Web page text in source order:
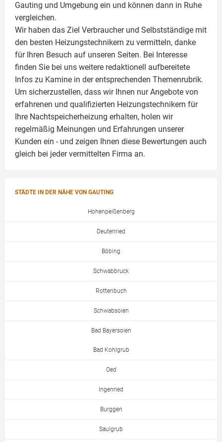
Gauting und Umgebung ein und können dann in Ruhe
vergleichen.
Wir haben das Ziel Verbraucher und Selbstständige mit
den besten Heizungstechnikern zu vermitteln, danke
für Ihren Besuch auf unseren Seiten. Bei Interesse
finden Sie bei uns weitere redaktionell aufbereitete
Infos zu Kamine in der entsprechenden Themenrubrik.
Um sicherzustellen, dass wir Ihnen nur Angebote von
erfahrenen und qualifizierten Heizungstechnikern für
Ihre Nachtspeicherheizung erhalten, holen wir
regelmäßig Meinungen und Erfahrungen unserer
Kunden ein - und zeigen Ihnen diese Bewertungen auch
gleich bei jeder vermittelten Firma an.
STÄDTE IN DER NÄHE VON GAUTING
Hohenpeißenberg
Deutenried
Böbing
Schwabbruck
Rottenbuch
Schwabsoien
Bad Bayersoien
Bad Kohlgrub
Oed
Ingenried
Burggen
Saulgrub